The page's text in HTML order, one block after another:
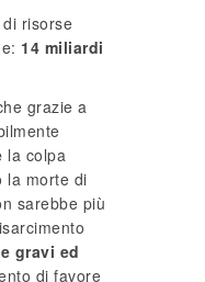
risorse
14 miliardi
grazie a
la colpa
la morte di
sarebbe più
gravi ed
di favore